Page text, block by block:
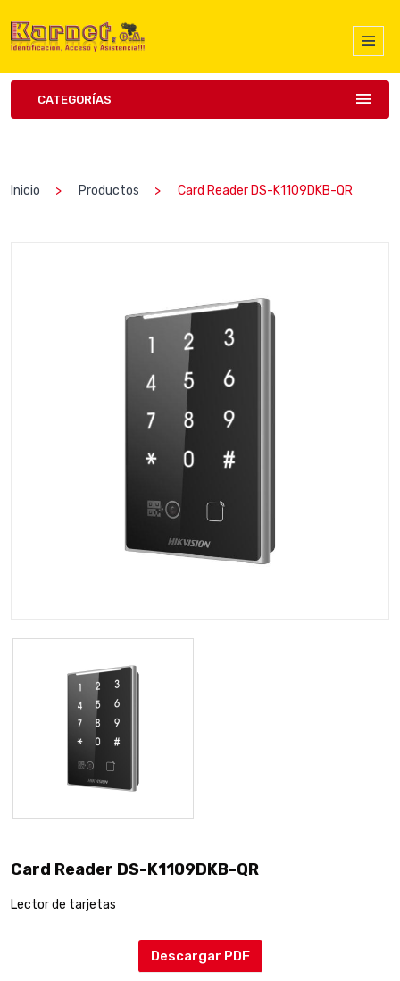
CATEGORÍAS
Inicio Productos Card Reader DS-K1109DKB-QR
Card Reader DS-K1109DKB-QR
Lector de tarjetas
Descargar PDF